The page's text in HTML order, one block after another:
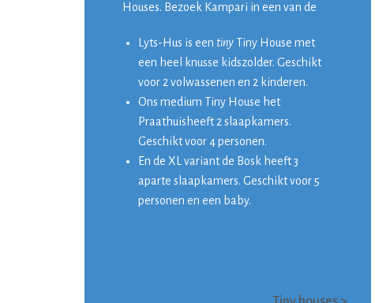
Houses. Bezoek Kampari in een van de
Lyts-Hus is een tiny Tiny House met
een heel knusse kidszolder. Geschikt
voor 2 volwassenen en 2 kinderen.
Ons medium Tiny House het
Praathuis heeft 2 slaapkamers.
Geschikt voor 4 personen.
En de XL variant de Bosk heeft 3
aparte slaapkamers. Geschikt voor 5
personen en een baby.